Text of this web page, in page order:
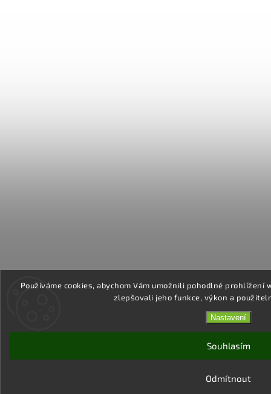
Používáme cookies, abychom Vám umožnili pohodlné
zlepšovali jeho funkce, výkon a
Nastavení
Odmítnout
Souhlasím